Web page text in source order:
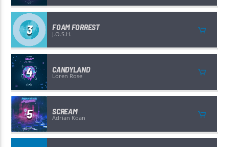
3 FOAM FORREST
J.O.S.H.
4 CANDYLAND
Loren Rose
5 SCREAM
Adrian Koan